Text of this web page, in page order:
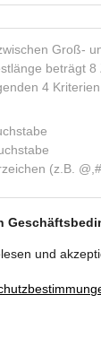
Groß-
beträgt 8
4
(z.B.
und